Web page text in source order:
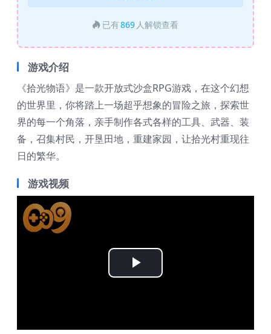
已有869 人解锁查看
游戏介绍
《拾光物语》是一款开放式沙盒RPG游戏，在这个幻想
的世界里，你将踏上一场超乎想象的冒险之旅，探索世
界的每一个角落，亲手制作各式各样的工具、武器、装
备，召集村民，开垦田地，重建家园，让拾光村重现往
日的繁华。
游戏视频
Play